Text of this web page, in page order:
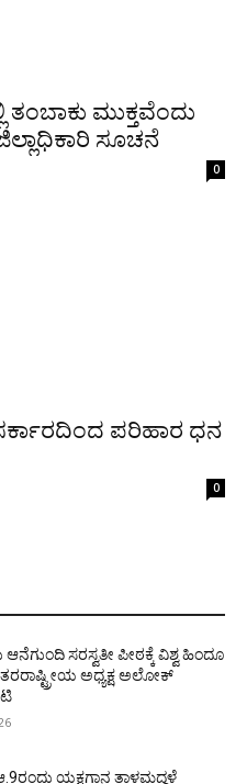
ತಂಬಾಕು ಮುಕ್ತವೆಂದು
ಸೂಚನೆ
0
ಪರಿಹಾರ ಧನ
0
ಆನೆಗುಂದಿ ಸರಸ್ವತೀ ಪೀಠಕ್ಕೆ ವಿಶ್ವ ಹಿಂದೂ
ಅಧ್ಯಕ್ಷ ಅಲೋಕ್
ಯಕ್ಷಗಾನ ತಾಳಮದ್ದಳೆ